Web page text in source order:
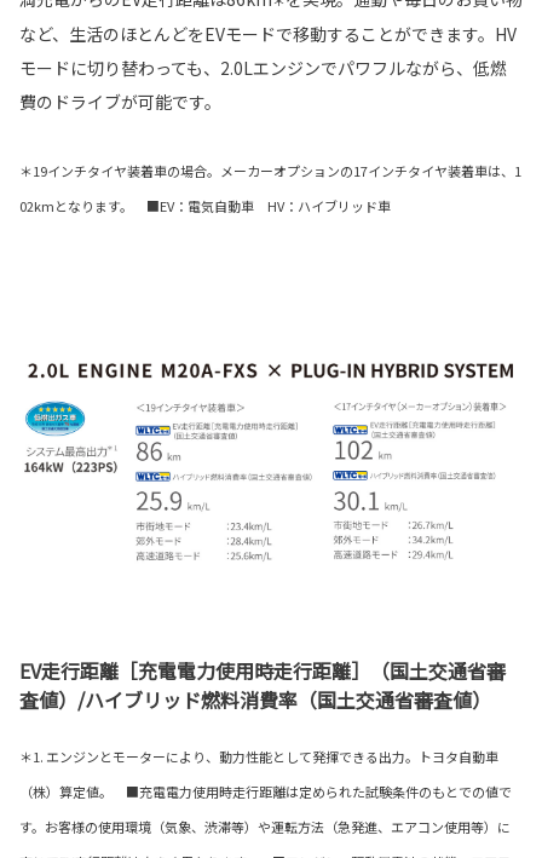
など、生活のほとんどをEVモードで移動することができます。HV
モードに切り替わっても、2.0Lエンジンでパワフルながら、低燃
費のドライブが可能です。
＊19インチタイヤ装着車の場合。メーカーオプションの17インチタイヤ装着車は、1
02kmとなります。 ■EV：電気自動車 HV：ハイブリッド車
EV走行距離［充電電力使用時走行距離］（国土交通省審
査値）/ハイブリッド燃料消費率（国土交通省審査値）
＊1. エンジンとモーターにより、動力性能として発揮できる出力。トヨタ自動車
（株）算定値。 ■充電電力使用時走行距離は定められた試験条件のもとでの値で
す。お客様の使用環境（気象、渋滞等）や運転方法（急発進、エアコン使用等）に